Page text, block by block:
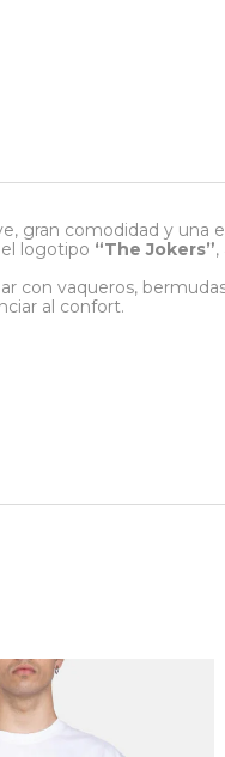
gran comodidad y una
logotipo “The Jokers”,
con vaqueros,
al confort.